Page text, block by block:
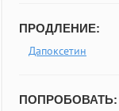
ПРОДЛЕНИЕ:
Дапоксетин
ПОПРОБОВАТЬ: